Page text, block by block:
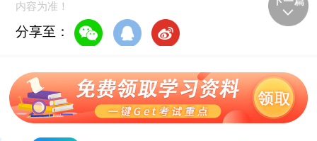
内容为准！
分享至：